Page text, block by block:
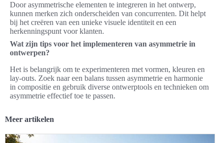
Door asymmetrische elementen te integreren in het ontwerp,
kunnen merken zich onderscheiden van concurrenten. Dit helpt
bij het creëren van een unieke visuele identiteit en een
herkenningspunt voor klanten.
Wat zijn tips voor het implementeren van asymmetrie in
ontwerpen?
Het is belangrijk om te experimenteren met vormen, kleuren en
lay-outs. Zoek naar een balans tussen asymmetrie en harmonie
in compositie en gebruik diverse ontwerptools en technieken om
asymmetrie effectief toe te passen.
Meer artikelen